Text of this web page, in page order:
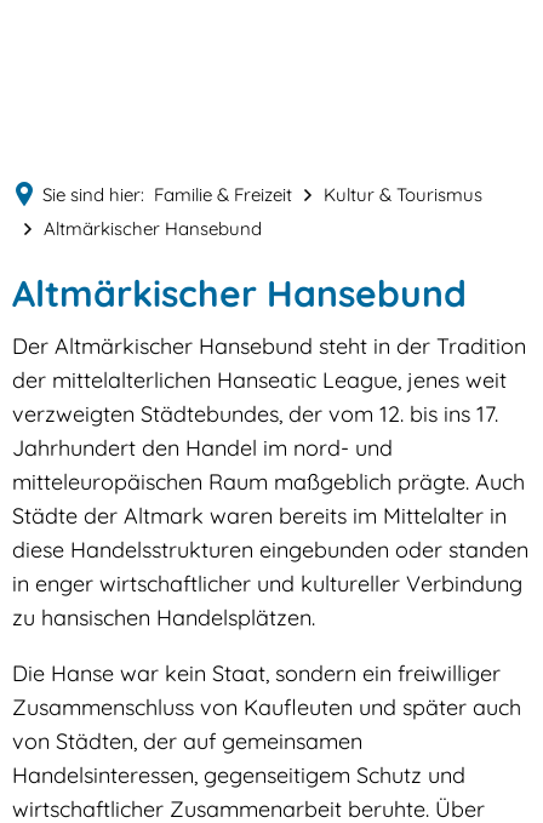
Sie sind hier: Familie & Freizeit
Kultur & Tourismus
Altmärkischer Hansebund
Altmärkischer Hansebund
Der Altmärkischer Hansebund steht in der Tradition
der mittelalterlichen Hanseatic League, jenes weit
verzweigten Städtebundes, der vom 12. bis ins 17.
Jahrhundert den Handel im nord- und
mitteleuropäischen Raum maßgeblich prägte. Auch
Städte der Altmark waren bereits im Mittelalter in
diese Handelsstrukturen eingebunden oder standen
in enger wirtschaftlicher und kultureller Verbindung
zu hansischen Handelsplätzen.
Die Hanse war kein Staat, sondern ein freiwilliger
Zusammenschluss von Kaufleuten und später auch
von Städten, der auf gemeinsamen
Handelsinteressen, gegenseitigem Schutz und
wirtschaftlicher Zusammenarbeit beruhte. Über